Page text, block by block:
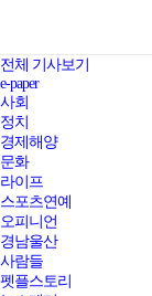
전체 기사보기
e-paper
사회
정치
경제해양
문화
라이프
스포츠연예
오피니언
경남울산
사람들
펫플스토리